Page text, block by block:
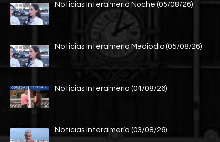
Noticias Interalmería Noche (05/08/26)
Noticias Interalmería Mediodía (05/08/26)
Noticias Interalmería (04/08/26)
Noticias Interalmería (03/08/26)